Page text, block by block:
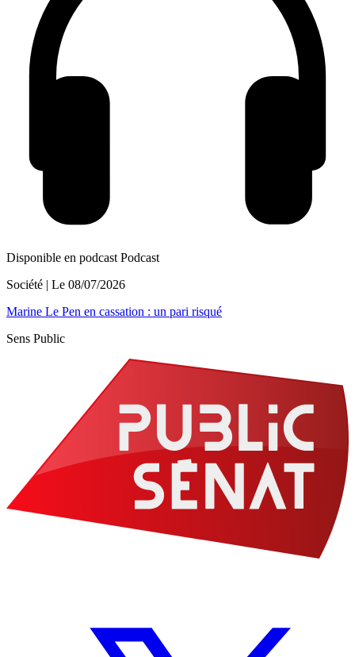
Disponible en podcast Podcast
Société | Le 08/07/2026
Marine Le Pen en cassation : un pari risqué
Sens Public